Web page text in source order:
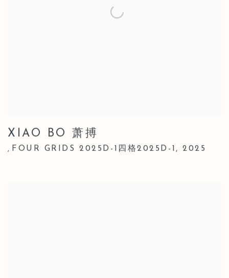
XIAO BO 萧搏
, FOUR GRIDS 2025D-1四格2025D-1,2025